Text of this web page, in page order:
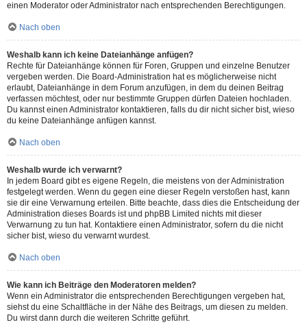
einen Moderator oder Administrator nach entsprechenden Berechtigungen.
Nach oben
Weshalb kann ich keine Dateianhänge anfügen?
Rechte für Dateianhänge können für Foren, Gruppen und einzelne Benutzer
vergeben werden. Die Board-Administration hat es möglicherweise nicht
erlaubt, Dateianhänge in dem Forum anzufügen, in dem du deinen Beitrag
verfassen möchtest, oder nur bestimmte Gruppen dürfen Dateien hochladen.
Du kannst einen Administrator kontaktieren, falls du dir nicht sicher bist, wieso
du keine Dateianhänge anfügen kannst.
Nach oben
Weshalb wurde ich verwarnt?
In jedem Board gibt es eigene Regeln, die meistens von der Administration
festgelegt werden. Wenn du gegen eine dieser Regeln verstoßen hast, kann
sie dir eine Verwarnung erteilen. Bitte beachte, dass dies die Entscheidung der
Administration dieses Boards ist und phpBB Limited nichts mit dieser
Verwarnung zu tun hat. Kontaktiere einen Administrator, sofern du die nicht
sicher bist, wieso du verwarnt wurdest.
Nach oben
Wie kann ich Beiträge den Moderatoren melden?
Wenn ein Administrator die entsprechenden Berechtigungen vergeben hat,
siehst du eine Schaltfläche in der Nähe des Beitrags, um diesen zu melden.
Du wirst dann durch die weiteren Schritte geführt.